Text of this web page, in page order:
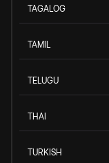
TAGALOG
TAMIL
TELUGU
THAI
TURKISH